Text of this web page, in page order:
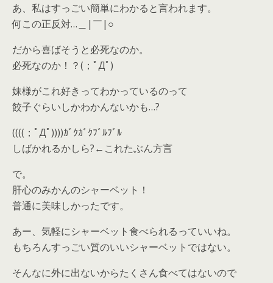
あ、私はすっごい簡単にわかると言われます。
何この正反対…＿|￣|○
だから喜ばそうと必死なのか。
必死なのか！？(；ﾟДﾟ)
妹様がこれ好きってわかっているのって
餃子ぐらいしかわかんないかも…?
((((；ﾟДﾟ))))ｶﾞｸｶﾞｸﾌﾞﾙﾌﾞﾙ
しばかれるかしら?←これたぶん方言
で。
肝心のみかんのシャーベット！
普通に美味しかったです。
あー、気軽にシャーベット食べられるっていいね。
もちろんすっごい質のいいシャーベットではない。
そんなに外に出ないからたくさん食べてはないので